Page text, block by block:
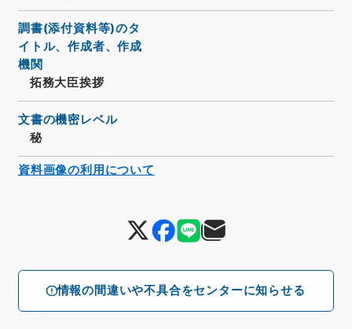
情報の間違いや不具合をセンターに知らせる
調書(添付資料等)のタ
イトル、作成者、作成
機関
拓務大臣挨拶
文書の機密レベル
秘
資料画像の利用について